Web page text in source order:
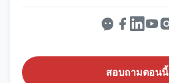
สอบถามตอนนี้